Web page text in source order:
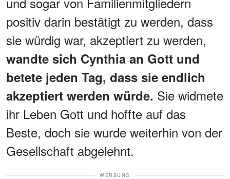
positiv darin bestätigt zu werden, dass
sie würdig war, akzeptiert zu werden,
wandte sich Cynthia an Gott und
betete jeden Tag, dass sie endlich
akzeptiert werden würde. Sie widmete
ihr Leben Gott und hoffte auf das
Beste, doch sie wurde weiterhin von der
Gesellschaft abgelehnt.
WERBUNG